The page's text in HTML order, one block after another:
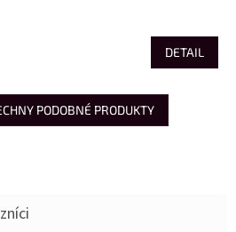
DETAIL
PODOBNÉ PRODUKTY